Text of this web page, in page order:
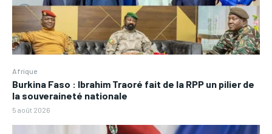
Afrique
Burkina Faso : Ibrahim Traoré fait de la RPP un pilier de
la souveraineté nationale
5 août 2026